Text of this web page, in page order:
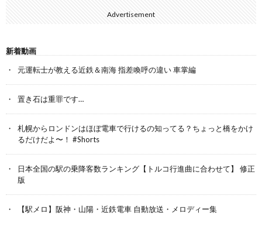
Advertisement
新着動画
元運転士が教える近鉄＆南海 指差喚呼の違い 車掌編
置き石は重罪です…
札幌からロンドンはほぼ電車で行けるの知ってる？ちょっと橋をかけ
るだけだよ〜！ #Shorts
日本全国の駅の乗降客数ランキング【トルコ行進曲に合わせて】 修正
版
【駅メロ】阪神・山陽・近鉄電車 自動放送・メロディー集